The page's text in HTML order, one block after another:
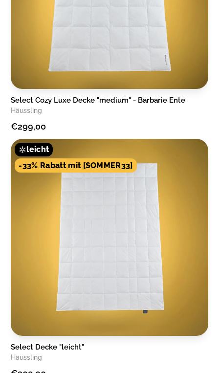
Select Cozy Luxe Decke "medium" - Barbarie Ente
Häussling
€299,00
leicht
-33% Rabatt mit [SOMMER33]
Select Decke "leicht"
Häussling